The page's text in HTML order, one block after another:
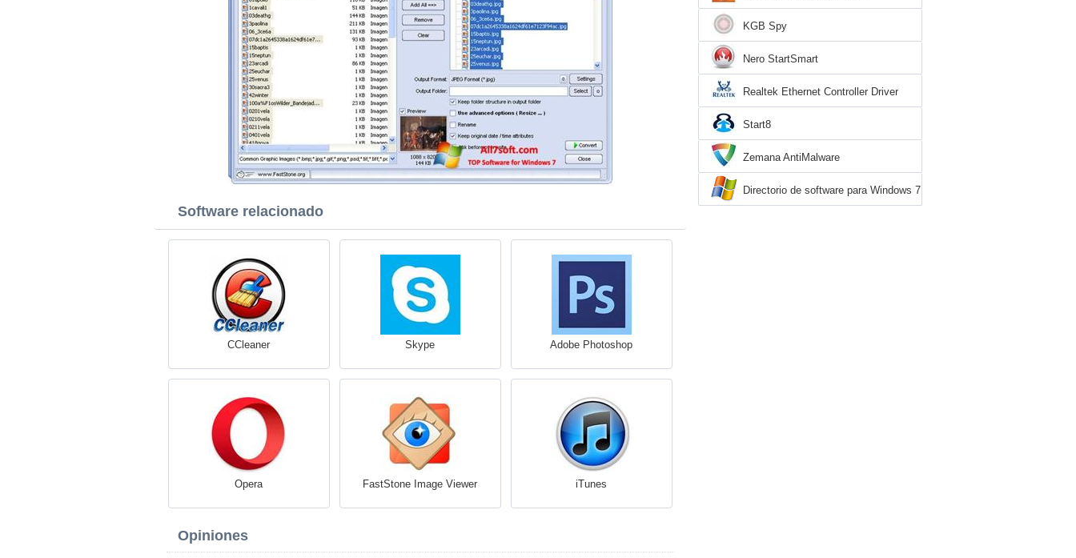
Software relacionado
CCleaner Skype Adobe Photoshop
Opera FastStone Image Viewer iTunes
Opiniones
KGB Spy
Nero StartSmart
Realtek Ethernet Controller Driver
Start8
Zemana AntiMalware
Directorio de software para Windows 7